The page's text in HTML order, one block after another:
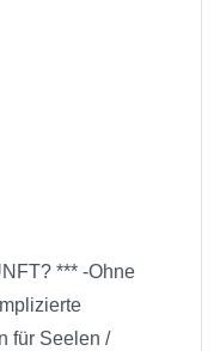
*** -Ohne
für Seelen /